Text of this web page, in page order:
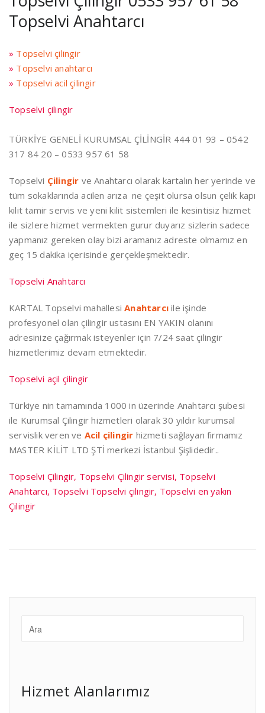
Topselvi Anahtarcı
» Topselvi çilingir
» Topselvi anahtarcı
» Topselvi acil çilingir
Topselvi çilingir
TÜRKİYE GENELİ KURUMSAL ÇİLİNGİR 444 01 93 – 0542
317 84 20 – 0533 957 61 58
Topselvi Çilingir ve Anahtarcı olarak kartalın her yerinde ve
tüm sokaklarında acilen arıza ne çeşit olursa olsun çelik kapı
kilit tamir servis ve yeni kilit sistemleri ile kesintisiz hizmet
ile sizlere hizmet vermekten gurur duyarız sizlerin sadece
yapmanız gereken olay bizi aramanız adreste olmamız en
geç 15 dakika içerisinde gerçekleşmektedir.
Topselvi Anahtarcı
KARTAL Topselvi mahallesiAnahtarcı ile işinde
profesyonel olan çilingir ustasını EN YAKIN olanını
adresinize çağırmak isteyenler için 7/24 saat çilingir
hizmetlerimiz devam etmektedir.
Topselvi açil çilingir
Türkiye nin tamamında 1000 in üzerinde Anahtarcı şubesi
ile Kurumsal Çilingir hizmetleri olarak 30 yıldır kurumsal
servislik veren ve Acil çilingir hizmeti sağlayan firmamız
MASTER KİLİT LTD ŞTİ merkezi İstanbul Şişlidedir..
Topselvi Çilingir, Topselvi Çilingir servisi, Topselvi
Anahtarcı, Topselvi Topselvi çilingir, Topselvi en yakın
Çilingir
Hizmet Alanlarımız